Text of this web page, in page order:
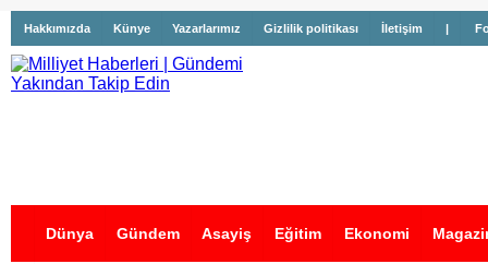
Hakkımızda Künye Yazarlarımız Gizlilik politikası İletişim |
Dünya Gündem Asayiş Eğitim Ekonomi